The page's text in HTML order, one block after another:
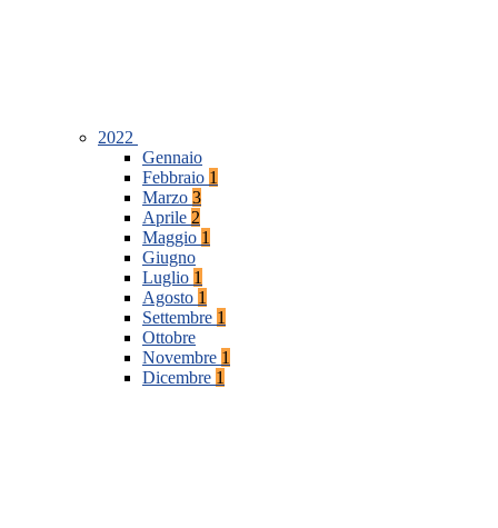
2022
Gennaio
Febbraio 1
Marzo 3
Aprile 2
Maggio 1
Giugno
Luglio 1
Agosto 1
Settembre 1
Ottobre
Novembre 1
Dicembre 1